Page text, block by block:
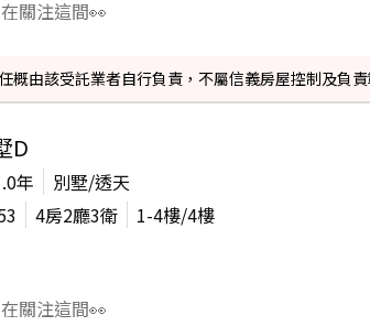
關注這間👀
由該受託業者自行負責，不屬信義房屋控制及負責
D
年
別墅/透天
4房2廳3衛 1-4樓/4樓
關注這間👀